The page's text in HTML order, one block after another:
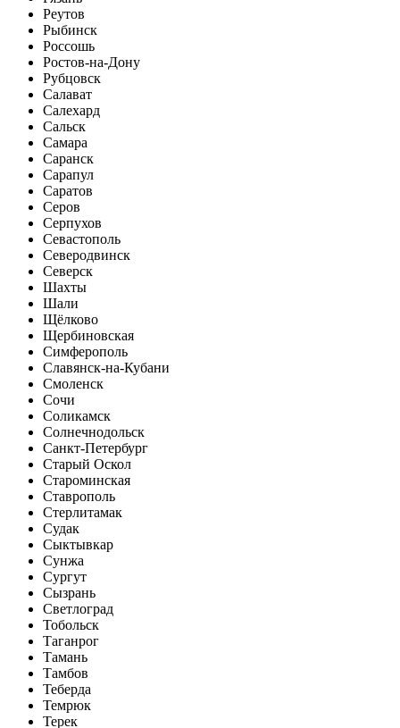
Реутов
Рыбинск
Россошь
Ростов-на-Дону
Рубцовск
Салават
Салехард
Сальск
Самара
Саранск
Сарапул
Саратов
Серов
Серпухов
Севастополь
Северодвинск
Северск
Шахты
Шали
Щёлково
Щербиновская
Симферополь
Славянск-на-Кубани
Смоленск
Сочи
Соликамск
Солнечнодольск
Санкт-Петербург
Старый Оскол
Староминская
Ставрополь
Стерлитамак
Судак
Сыктывкар
Сунжа
Сургут
Сызрань
Светлоград
Тобольск
Таганрог
Тамань
Тамбов
Теберда
Темрюк
Терек